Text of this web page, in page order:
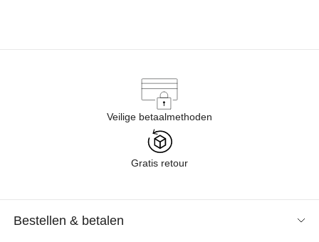
Veilige betaalmethoden
Gratis retour
Bestellen & betalen